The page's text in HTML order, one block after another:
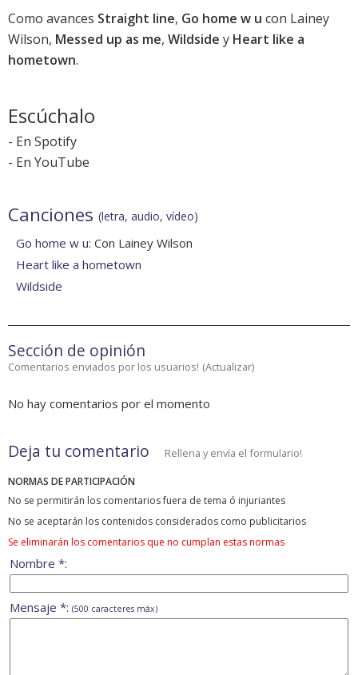
Como avances Straight line, Go home w u con Lainey
Wilson, Messed up as me, Wildside y Heart like a
hometown.
Escúchalo
- En Spotify
- En YouTube
Canciones (letra, audio, vídeo)
Go home w u: Con Lainey Wilson
Heart like a hometown
Wildside
Sección de opinión
Comentarios enviados por los usuarios! (Actualizar)
No hay comentarios por el momento
Deja tu comentario Rellena y envía el formulario!
NORMAS DE PARTICIPACIÓN
No se permitirán los comentarios fuera de tema ó injuriantes
No se aceptarán los contenidos considerados como publicitarios
Se eliminarán los comentarios que no cumplan estas normas
Nombre *:
Mensaje *: (500 caracteres máx)